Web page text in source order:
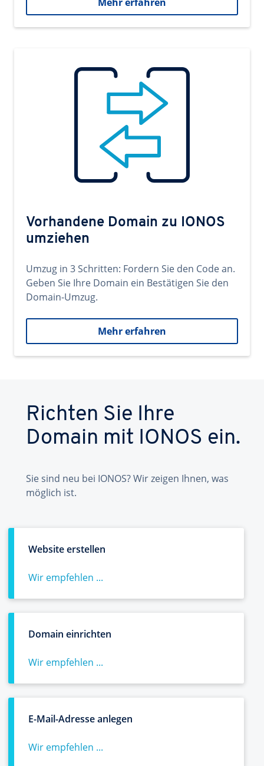
Vorhandene Domain zu IONOS
umziehen
Umzug in 3 Schritten: Fordern Sie den Code an.
Geben Sie Ihre Domain ein Bestätigen Sie den
Domain-Umzug.
Mehr erfahren
Richten Sie Ihre
Domain mit IONOS ein.
Sie sind neu bei IONOS? Wir zeigen Ihnen, was
möglich ist.
Website erstellen
Wir empfehlen ...
Domain einrichten
Wir empfehlen ...
E-Mail-Adresse anlegen
Wir empfehlen ...